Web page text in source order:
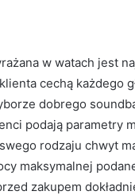
w watach jest
cechą każdego
dobrego
podają parametry
rodzaju chwyt
maksymalnej
zakupem